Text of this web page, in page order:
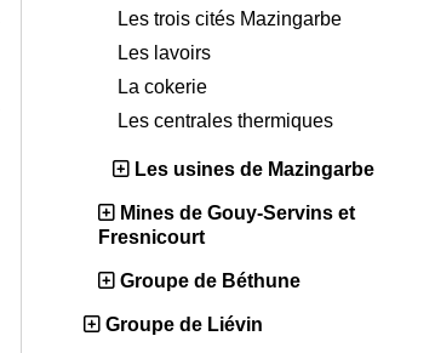
Les trois cités Mazingarbe
Les lavoirs
La cokerie
Les centrales thermiques
Les usines de Mazingarbe
Mines de Gouy-Servins et
Fresnicourt
Groupe de Béthune
Groupe de Liévin